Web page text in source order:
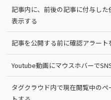
記事内に、前後の記事に付与し
表示する
記事を公開する前に確認アラート
Youtube動画にマウスホバーで
タグクラウド内で現在閲覧中の